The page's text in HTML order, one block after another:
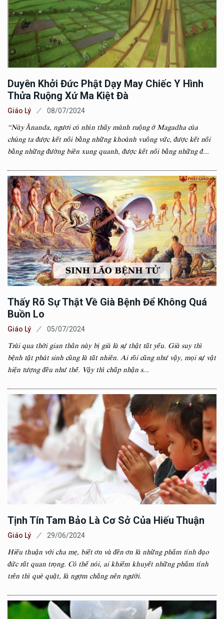
Duyên Khởi Đức Phật Dạy May Chiếc Y Hình
Thửa Ruộng Xứ Ma Kiệt Đà
Giáo Lý 08/07/2024
“Này Ānanda, ngươi có nhìn thấy mảnh ruộng ở Magadha của
chúng ta được kết nối bằng những khoảnh vuông vức, được kết nối
bằng những đường biên xung quanh, được kết nối bằng những đ...
Thấy Rõ Sự Thật Về Già Bệnh Để Không Quá
Buồn Lo
Giáo Lý 05/07/2024
Trải qua thời gian thân này bị già là sự thật tất yếu. Già suy thì
bệnh tật phát sinh cũng là tất nhiên. Ai rồi cũng như vậy, mọi sự vật
hiện tượng đều như thế. Vậy thì chấp nhận s...
Tịnh Tín Tam Bảo Là Cơ Sở Của Hiếu Thuận
Giáo Lý 29/06/2024
Hiếu thuận với cha mẹ, biết ơn và đền ơn là những phẩm tính đạo
đức rất quan trọng. Có thể nói, ai khiếm khuyết những phẩm tính
trên thì què quặt, là ngợm chẳng nên người.